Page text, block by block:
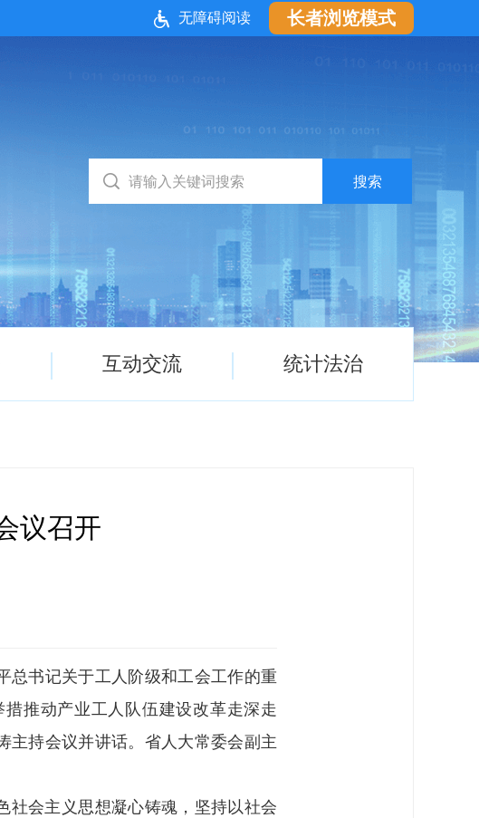
长者浏览模式
无障碍阅读
互动交流 统计法治
议召开
总书记关于工人阶级和工会工作的重
推动产业工人队伍建设改革走深走
主持会议并讲话。省人大常委会副主
社会主义思想凝心铸魂，坚持以社会